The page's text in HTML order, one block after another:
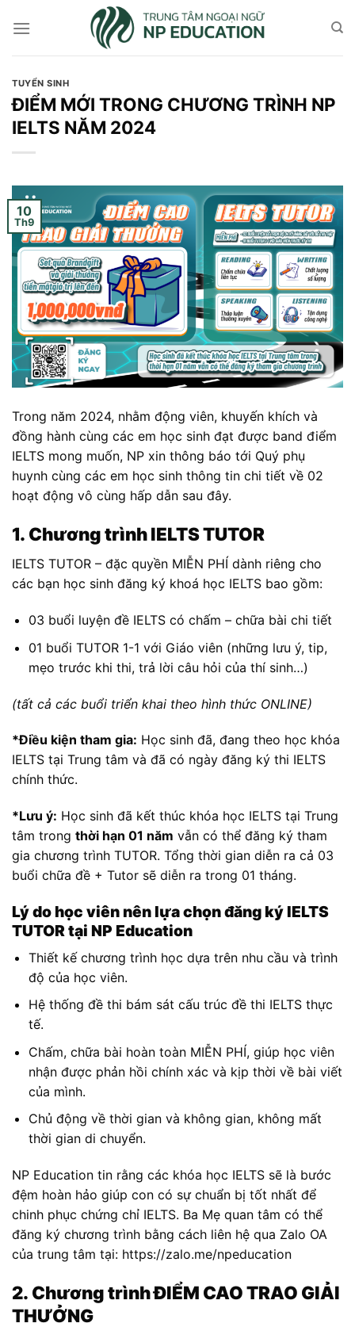
TUYỂN SINH
ĐIỂM MỚI TRONG CHƯƠNG TRÌNH NP
IELTS NĂM 2024
10
Th9
Trong năm 2024, nhằm động viên, khuyến khích và
đồng hành cùng các em học sinh đạt được band điểm
IELTS mong muốn, NP xin thông báo tới Quý phụ
huynh cùng các em học sinh thông tin chi tiết về 02
hoạt động vô cùng hấp dẫn sau đây.
1. Chương trình IELTS TUTOR
IELTS TUTOR – đặc quyền MIỄN PHÍ dành riêng cho
các bạn học sinh đăng ký khoá học IELTS bao gồm:
03 buổi luyện đề IELTS có chấm – chữa bài chi tiết
01 buổi TUTOR 1-1 với Giáo viên (những lưu ý, tip,
mẹo trước khi thi, trả lời câu hỏi của thí sinh…)
(tất cả các buổi triển khai theo hình thức ONLINE)
*Điều kiện tham gia: Học sinh đã, đang theo học khóa
IELTS tại Trung tâm và đã có ngày đăng ký thi IELTS
chính thức.
*Lưu ý: Học sinh đã kết thúc khóa học IELTS tại Trung
tâm trong thời hạn 01 năm vẫn có thể đăng ký tham
gia chương trình TUTOR. Tổng thời gian diễn ra cả 03
buổi chữa đề + Tutor sẽ diễn ra trong 01 tháng.
Lý do học viên nên lựa chọn đăng ký IELTS
TUTOR tại NP Education
Thiết kế chương trình học dựa trên nhu cầu và trình
độ của học viên.
Hệ thống đề thi bám sát cấu trúc đề thi IELTS thực
tế.
Chấm, chữa bài hoàn toàn MIỄN PHÍ, giúp học viên
nhận được phản hồi chính xác và kịp thời về bài viết
của mình.
Chủ động về thời gian và không gian, không mất
thời gian di chuyển.
NP Education tin rằng các khóa học IELTS sẽ là bước
đệm hoàn hảo giúp con có sự chuẩn bị tốt nhất để
chinh phục chứng chỉ IELTS. Ba Mẹ quan tâm có thể
đăng ký chương trình bằng cách liên hệ qua Zalo OA
của trung tâm tại: https://zalo.me/npeducation
2. Chương trình ĐIỂM CAO TRAO GIẢI
THƯỞNG